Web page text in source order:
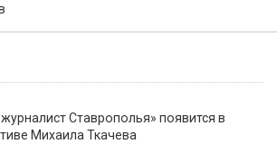
Ставрополья» появится в
Михаила Ткачева